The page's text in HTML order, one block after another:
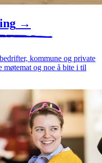
→
kommune og private
møtemat og noe å bite i til